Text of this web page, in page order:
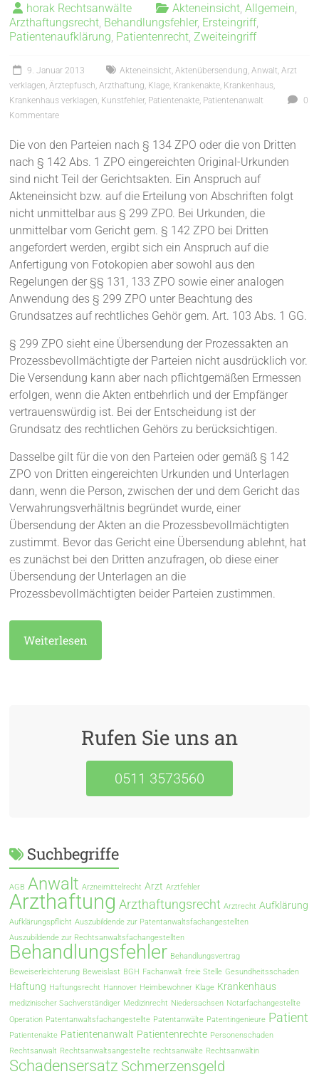
horak Rechtsanwälte Akteneinsicht ,Allgemein
Arzthaftungsrecht Behandlungsfehler, Ersteingriff,
Patientenaufklärung Patientenrecht Zweiteingriff
9. Januar 2013 Akteneinsicht ,Aktenübersendung ,Anwalt ,Arzt
verklagen ,Ärztepfusch ,Arzthaftung Klage Krankenakte Krankenhaus
Krankenhaus verklagen Kunstfehler, Patientenakte Patientenanwalt
0
Kommentare
Die von den Parteien nach § 134 ZPO oder die von Dritten
nach § 142 Abs. 1 ZPO eingereichten Original-Urkunden
sind nicht Teil der Gerichtsakten. Ein Anspruch auf
Akteneinsicht bzw. auf die Erteilung von Abschriften folgt
nicht unmittelbar aus § 299 ZPO. Bei Urkunden, die
unmittelbar vom Gericht gem. § 142 ZPO bei Dritten
angefordert werden, ergibt sich ein Anspruch auf die
Anfertigung von Fotokopien aber sowohl aus den
Regelungen der §§ 131, 133 ZPO sowie einer analogen
Anwendung des § 299 ZPO unter Beachtung des
Grundsatzes auf rechtliches Gehör gem. Art. 103 Abs. 1 GG.
§ 299 ZPO sieht eine Übersendung der Prozessakten an
Prozessbevollmächtigte der Parteien nicht ausdrücklich vor.
Die Versendung kann aber nach pflichtgemäßen Ermessen
erfolgen, wenn die Akten entbehrlich und der Empfänger
vertrauenswürdig ist. Bei der Entscheidung ist der
Grundsatz des rechtlichen Gehörs zu berücksichtigen.
Dasselbe gilt für die von den Parteien oder gemäß § 142
ZPO von Dritten eingereichten Urkunden und Unterlagen
dann, wenn die Person, zwischen der und dem Gericht das
Verwahrungsverhältnis begründet wurde, einer
Übersendung der Akten an die Prozessbevollmächtigten
zustimmt. Bevor das Gericht eine Übersendung ablehnt, hat
es zunächst bei den Dritten anzufragen, ob diese einer
Übersendung der Unterlagen an die
Prozessbevollmächtigten beider Parteien zustimmen.
Weiterlesen
Rufen Sie uns an
0511 3573560
Suchbegriffe
AGB Anwalt Arzneimittelrecht Arzt Arztfehler
Arzthaftung Arzthaftungsrecht Arztrecht Aufklärung
Aufklärungspflicht Auszubildende zur Patentanwaltsfachangestellten
Auszubildende zur Rechtsanwaltsfachangestellten
Behandlungsfehler Behandlungsvertrag
Beweiserleichterung Beweislast BGH Fachanwalt freie Stelle Gesundheitsschaden
Haftung Haftungsrecht Hannover Heimbewohner Klage Krankenhaus
medizinischer Sachverständiger Medizinrecht Niedersachsen Notarfachangestellte
Operation Patentanwaltsfachangestellte Patentanwälte Patentingenieure Patient
Patientenakte Patientenanwalt Patientenrechte Personenschaden
Rechtsanwalt Rechtsanwaltsangestellte rechtsanwälte Rechtsanwältin
Schadensersatz Schmerzensgeld